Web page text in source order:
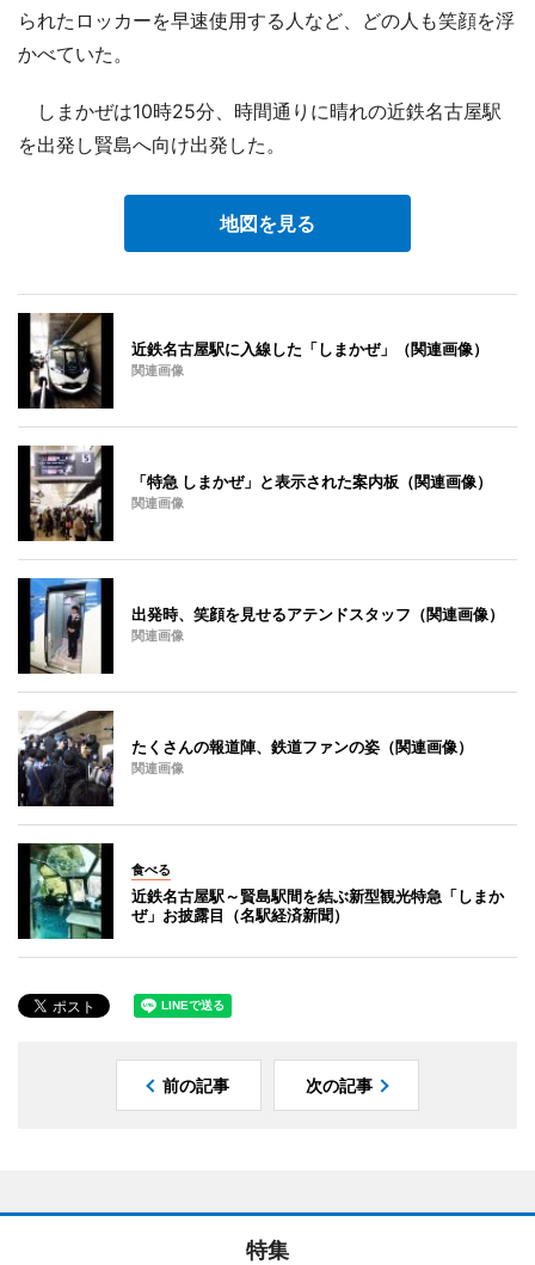
られたロッカーを早速使用する人など、どの人も笑顔を浮
かべていた。
しまかぜは10時25分、時間通りに晴れの近鉄名古屋駅
を出発し賢島へ向け出発した。
地図を見る
近鉄名古屋駅に入線した「しまかぜ」（関連画像）
関連画像
「特急 しまかぜ」と表示された案内板（関連画像）
関連画像
出発時、笑顔を見せるアテンドスタッフ（関連画像）
関連画像
たくさんの報道陣、鉄道ファンの姿（関連画像）
関連画像
食べる
近鉄名古屋駅～賢島駅間を結ぶ新型観光特急「しまか
ぜ」お披露目（名駅経済新聞）
前の記事 次の記事
特集